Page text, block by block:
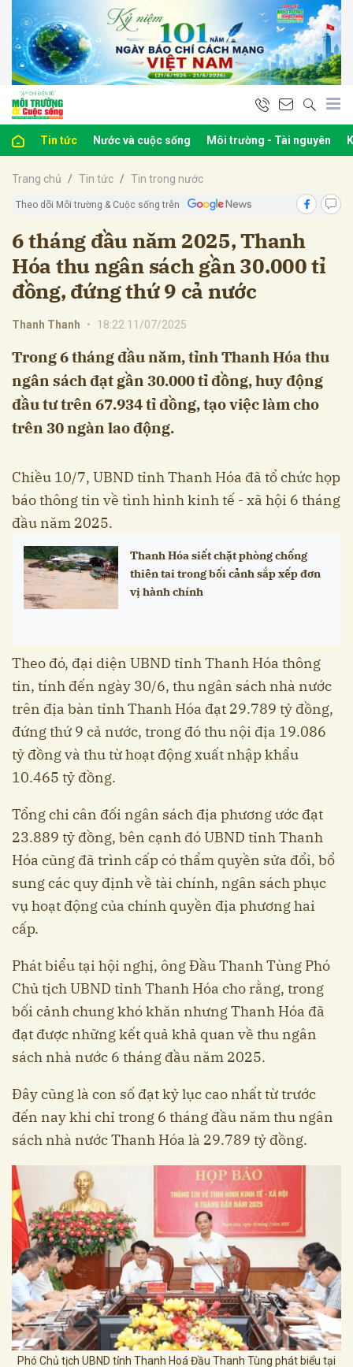
Tin tức Nước và cuộc sống Môi trường - Tài nguyên
Trang chủ Tin tức Tin trong nước
Theo dõi Môi trường & Cuộc sống trên
6 tháng đầu năm 2025, Thanh
Hóa thu ngân sách gần 30.000 tỉ
đồng, đứng thứ 9 cả nước
Thanh Thanh • 18:22 11/07/2025
Trong 6 tháng đầu năm, tỉnh Thanh Hóa thu
ngân sách đạt gần 30.000 tỉ đồng, huy động
đầu tư trên 67.934 tỉ đồng, tạo việc làm cho
trên 30 ngàn lao động.
Chiều 10/7, UBND tỉnh Thanh Hóa đã tổ chức họp
báo thông tin về tình hình kinh tế - xã hội 6 tháng
đầu năm 2025.
Thanh Hóa siết chặt phòng chống
thiên tai trong bối cảnh sắp xếp đơn
vị hành chính
Theo đó, đại diện UBND tỉnh Thanh Hóa thông
tin, tính đến ngày 30/6, thu ngân sách nhà nước
trên địa bàn tỉnh Thanh Hóa đạt 29.789 tỷ đồng,
đứng thứ 9 cả nước, trong đó thu nội địa 19.086
tỷ đồng và thu từ hoạt động xuất nhập khẩu
10.465 tỷ đồng.
Tổng chi cân đối ngân sách địa phương ước đạt
23.889 tỷ đồng, bên cạnh đó UBND tỉnh Thanh
Hóa cũng đã trình cấp có thẩm quyền sửa đổi, bổ
sung các quy định về tài chính, ngân sách phục
vụ hoạt động của chính quyền địa phương hai
cấp.
Phát biểu tại hội nghị, ông Đầu Thanh Tùng Phó
Chủ tịch UBND tỉnh Thanh Hóa cho rằng, trong
bối cảnh chung khó khăn nhưng Thanh Hóa đã
đạt được những kết quả khả quan về thu ngân
sách nhà nước 6 tháng đầu năm 2025.
Đây cũng là con số đạt kỷ lục cao nhất từ trước
đến nay khi chỉ trong 6 tháng đầu năm thu ngân
sách nhà nước Thanh Hóa là 29.789 tỷ đồng.
Phó Chủ tịch UBND tỉnh Thanh Hoá Đầu Thanh Tùng phát biểu tại
luận
Hủy